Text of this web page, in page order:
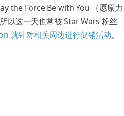
the Force Be with You （愿原力
以这一天也常被 Star Wars 粉丝
就针对相关周边进行促销活动。